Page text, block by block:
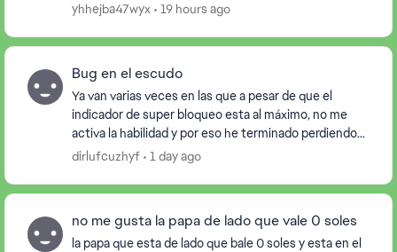
yhhejba47wyx
19 hours ago
Bug en el escudo
Ya van varias veces en las que a pesar de que el
indicador de super bloqueo esta al máximo, no me
activa la habilidad y por eso he terminado perdiendo
muchas partidas tanto en multijugador como en mi...
dirlufcuzhyf 1 day ago
no me gusta la papa de lado que vale 0 soles
la papa que esta de lado que bale 0 soles y esta en el